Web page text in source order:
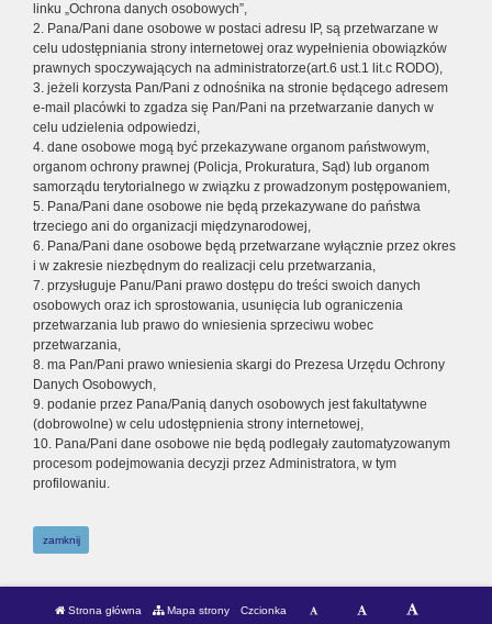
linku „Ochrona danych osobowych”,
2. Pana/Pani dane osobowe w postaci adresu IP, są przetwarzane w
celu udostępniania strony internetowej oraz wypełnienia obowiązków
prawnych spoczywających na administratorze(art.6 ust.1 lit.c RODO),
3. jeżeli korzysta Pan/Pani z odnośnika na stronie będącego adresem
e-mail placówki to zgadza się Pan/Pani na przetwarzanie danych w
celu udzielenia odpowiedzi,
4. dane osobowe mogą być przekazywane organom państwowym,
organom ochrony prawnej (Policja, Prokuratura, Sąd) lub organom
samorządu terytorialnego w związku z prowadzonym postępowaniem,
5. Pana/Pani dane osobowe nie będą przekazywane do państwa
trzeciego ani do organizacji międzynarodowej,
6. Pana/Pani dane osobowe będą przetwarzane wyłącznie przez okres
i w zakresie niezbędnym do realizacji celu przetwarzania,
7. przysługuje Panu/Pani prawo dostępu do treści swoich danych
osobowych oraz ich sprostowania, usunięcia lub ograniczenia
przetwarzania lub prawo do wniesienia sprzeciwu wobec
przetwarzania,
8. ma Pan/Pani prawo wniesienia skargi do Prezesa Urzędu Ochrony
Danych Osobowych,
9. podanie przez Pana/Panią danych osobowych jest fakultatywne
(dobrowolne) w celu udostępnienia strony internetowej,
10. Pana/Pani dane osobowe nie będą podlegały zautomatyzowanym
procesom podejmowania decyzji przez Administratora, w tym
profilowaniu.
zamknij
Strona główna Mapa strony Czcionka